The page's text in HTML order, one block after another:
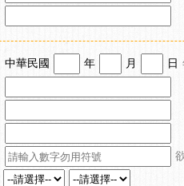
中華民國 年 月 日